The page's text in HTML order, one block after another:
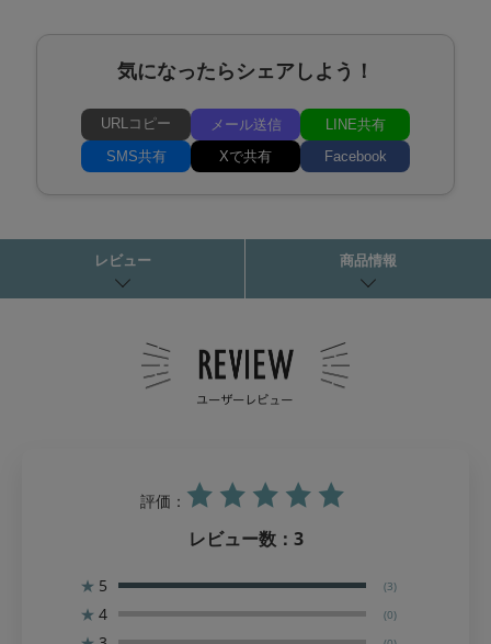
気になったらシェアしよう！
URLコピー メール送信
LINE共有
SMS共有
Xで共有 Facebook
レビュー 商品情報
評価：
レビュー数： 3
★ 5 (3)
★ 4 (0)